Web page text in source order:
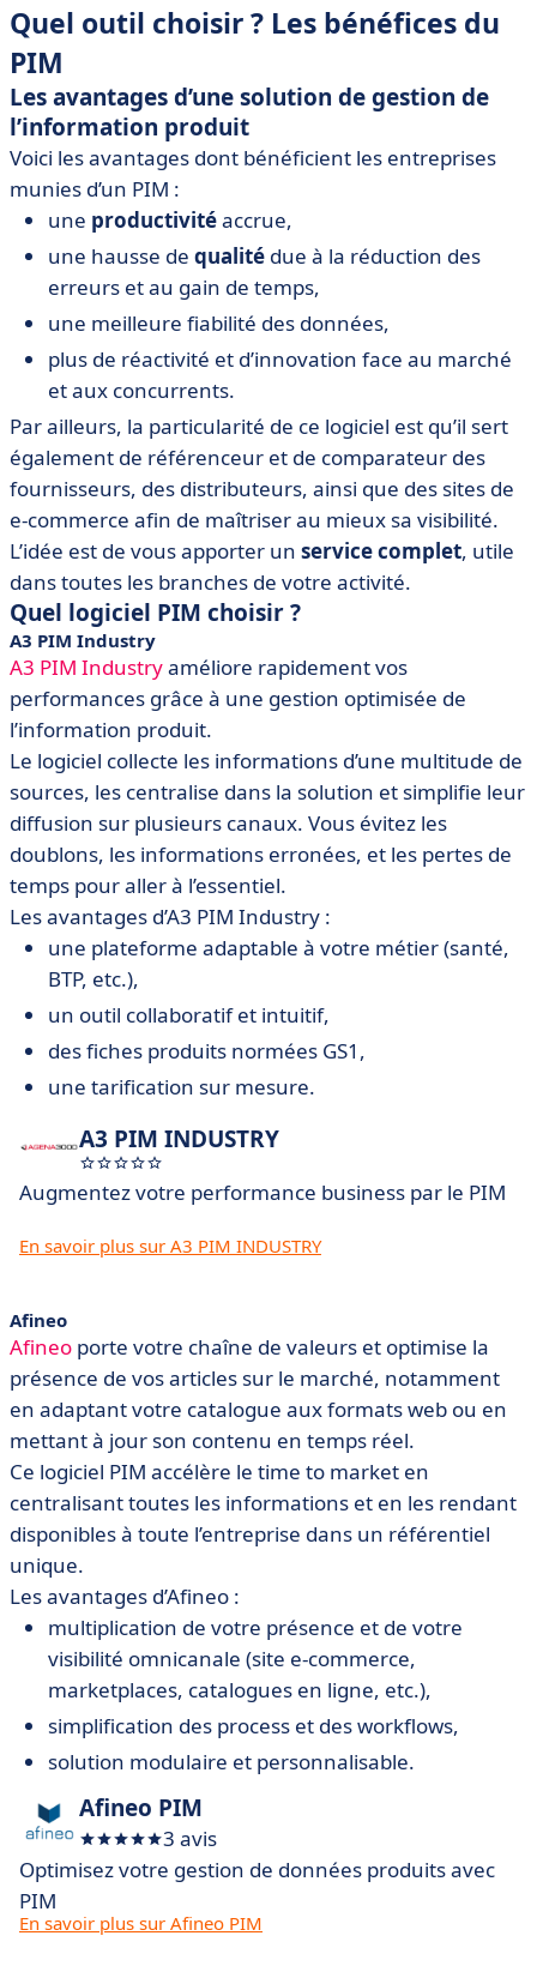
Quel outil choisir ? Les bénéfices du
PIM
Les avantages d’une solution de gestion de
l’information produit
Voici les avantages dont bénéficient les entreprises
munies d’un PIM :
une productivitéaccrue,
une hausse de qualité due à la réduction des
erreurs et au gain de temps,
une meilleure fiabilité des données,
plus de réactivité et d’innovation face au marché
et aux concurrents.
Par ailleurs, la particularité de ce logiciel est qu’il sert
également de référenceur et de comparateur des
fournisseurs, des distributeurs, ainsi que des sites de
e-commerce afin de maîtriser au mieux sa visibilité.
L’idée est de vous apporter un service complet, utile
dans toutes les branches de votre activité.
Quel logiciel PIM choisir ?
A3 PIM Industry
A3 PIM Industryaméliore rapidement vos
performances grâce à une gestion optimisée de
l’information produit.
Le logiciel collecte les informations d’une multitude de
sources, les centralise dans la solution et simplifie leur
diffusion sur plusieurs canaux. Vous évitez les
doublons, les informations erronées, et les pertes de
temps pour aller à l’essentiel.
Les avantages d’A3 PIM Industry :
une plateforme adaptable à votre métier (santé,
BTP, etc.),
un outil collaboratif et intuitif,
des fiches produits normées GS1,
une tarification sur mesure.
A3 PIM INDUSTRY
Augmentez votre performance business par le PIM
En savoir plus sur A3 PIM INDUSTRY
Afineo
Afineo porte votre chaîne de valeurs et optimise la
présence de vos articles sur le marché, notamment
en adaptant votre catalogue aux formats web ou en
mettant à jour son contenu en temps réel.
Ce logiciel PIM accélère le time to market en
centralisant toutes les informations et en les rendant
disponibles à toute l’entreprise dans un référentiel
unique.
Les avantages d’Afineo :
multiplication de votre présence et de votre
visibilité omnicanale (site e-commerce,
marketplaces, catalogues en ligne, etc.),
simplification des process et des workflows,
solution modulaire et personnalisable.
Afineo PIM
3 avis
Optimisez votre gestion de données produits avec
PIM
En savoir plus sur Afineo PIM